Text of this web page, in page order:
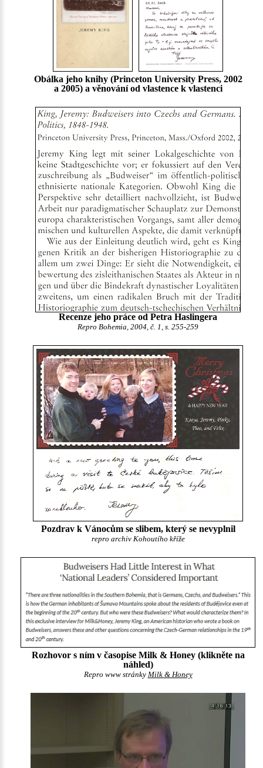
Obálka jeho knihy (Princeton University Press, 2002
a 2005) a věnování od vlastence k vlastenci
Recenze jeho práce od Petra Haslingera
Repro Bohemia, 2004, č. 1, s. 255-259
Pozdrav k Vánocům se slibem, který se nevyplnil
repro archiv Kohoutího kříže
Rozhovor s ním v časopise Milk & Honey (klikněte na
náhled)
Repro www stránky Milk & Honey